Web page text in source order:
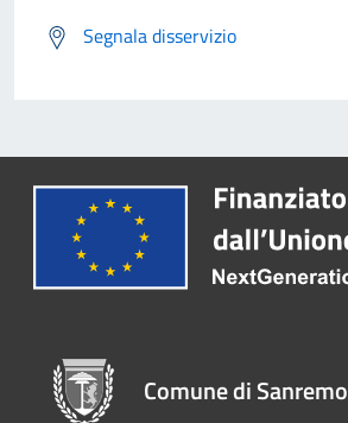
Segnala disservizio
Comune di Sanremo